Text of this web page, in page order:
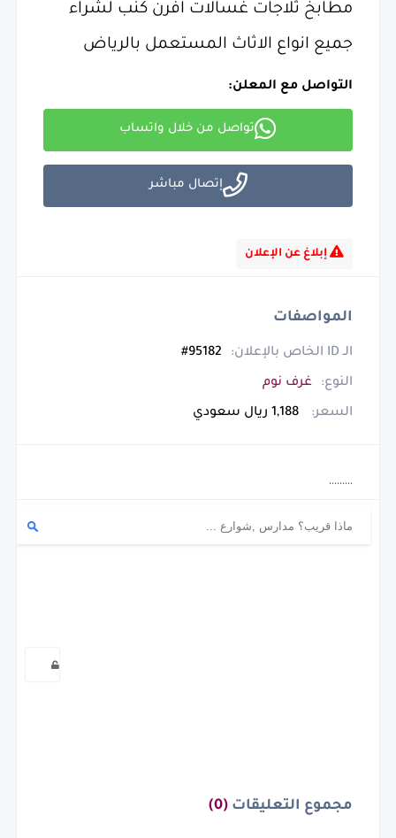
مطابخ ثلاجات غسالات افرن كنب لشراء
جميع انواع الاثاث المستعمل بالرياض
التواصل مع المعلن:
تواصل من خلال واتساب
إتصال مباشر
إبلاغ عن الإعلان
المواصفات
الـ ID الخاص بالإعلان: 95182#
النوع: غرف نوم
السعر:
،،،،،،،،،
مجموع التعليقات (0)